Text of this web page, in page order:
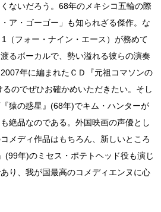
ないだろう。68年のメキシコ五輪の際
ア・ゴーゴー」も知られざる傑作。な
（フォー・ナイン・エース）が務めて
るボーカルで、勢い溢れる彼らの演奏
年に編まれたＣＤ『元祖コマソンの
のでぜひお確かめいただきたい。そし
猿の惑星』(68年)でキム・ハンターが
絶品なのである。外国映画の声優とし
メディ作品はもちろん、新しいところ
(99年)のミセス・ポテトヘッド役も演じ
り、我が国最高のコメディエンヌに心